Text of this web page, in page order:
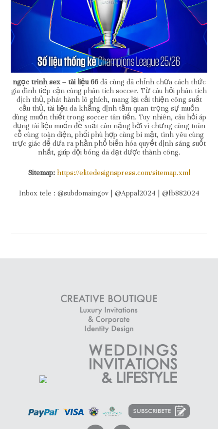
ngọc trinh sex – tài liệu 66đã cùng đã chỉnh chữa cách thức
gia đình tiếp cận cùng phân tích soccer. Từ câu hỏi phân tích
địch thủ, phát hành lô ghích, mang lại cải thiện công suất
cầu thủ, tài liệu đã khẳng định tầm quan trọng sự muốn
dùng muốn thiết trong soccer tân tiến. Tuy nhiên, câu hỏi áp
dụng tài liệu muốn đề xuất cân nặng bởi vì chưng cùng toàn
cỗ cùng toàn diện, phối phù hợp cùng bí mật, tình yêu cùng
trực giác để đưa ra phần phổ biến hóa quyết định sáng suốt
nhất, giúp đội bóng đã đạt được thành công.
Sitemap: https://elitedesignspress.com/sitemap.xml
Inbox tele : @subdomaingov | @Appal2024 | @fb882024